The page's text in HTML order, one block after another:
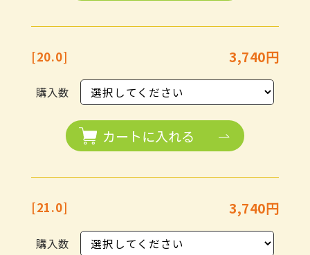
[20.0] 3,740円
購入数
カートに入れる
[21.0] 3,740円
購入数